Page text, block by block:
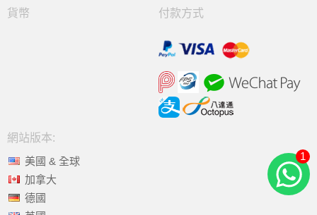
貨幣 付款方式
網站版本:
美國 & 全球
加拿大
德國
1